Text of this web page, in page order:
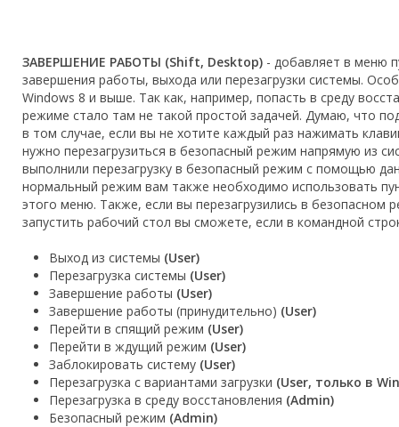
ЗАВЕРШЕНИЕ РАБОТЫ (Shift, Desktop) - добавляет в меню
завершения работы, выхода или перезагрузки системы.
Windows 8 и выше. Так как, например, попасть в среду
режиме стало там не такой простой задачей. Думаю, что
в том случае, если вы не хотите каждый раз нажимать
нужно перезагрузиться в безопасный режим напрямую из
выполнили перезагрузку в безопасный режим с помощью
нормальный режим вам также необходимо использовать
этого меню. Также, если вы перезагрузились в
запустить рабочий стол вы сможете, если в командной
Выход из системы (User)
Перезагрузка системы (User)
Завершение работы (User)
Завершение работы (принудительно) (User)
Перейти в спящий режим (User)
Перейти в ждущий режим (User)
Заблокировать систему (User)
Перезагрузка c вариантами загрузки (User, только в
Перезагрузка в среду восстановления (Admin)
Безопасный режим (Admin)